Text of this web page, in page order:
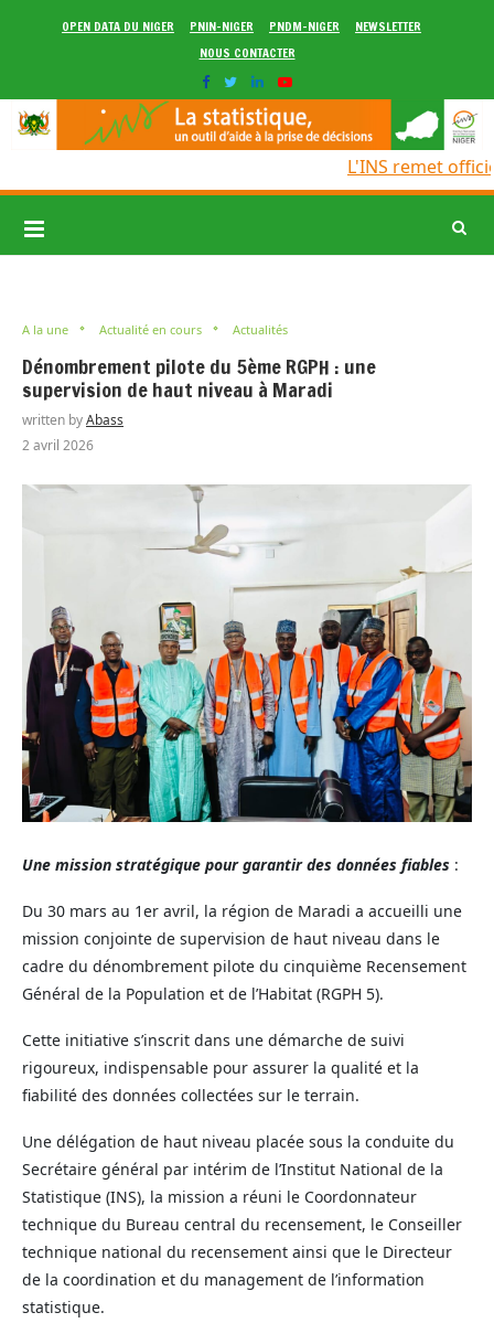
OPEN DATA DU NIGER PNIN-NIGER PNDM-NIGER
NEWSLETTER
NOUS CONTACTER
L'INS remet
A la une Actualité en cours Actualités
Dénombrement pilote du 5ème RGPH : une
supervision de haut niveau à Maradi
written byAbass
2 avril 2026
Une mission stratégique pour garantir des données fiables :
Du 30 mars au 1er avril, la région de Maradi a accueilli une
mission conjointe de supervision de haut niveau dans le
cadre du dénombrement pilote du cinquième Recensement
Général de la Population et de l’Habitat (RGPH 5).
Cette initiative s’inscrit dans une démarche de suivi
rigoureux, indispensable pour assurer la qualité et la
fiabilité des données collectées sur le terrain.
Une délégation de haut niveau placée sous la conduite du
Secrétaire général par intérim de l’Institut National de la
Statistique (INS), la mission a réuni le Coordonnateur
technique du Bureau central du recensement, le Conseiller
technique national du recensement ainsi que le Directeur
de la coordination et du management de l’information
statistique.